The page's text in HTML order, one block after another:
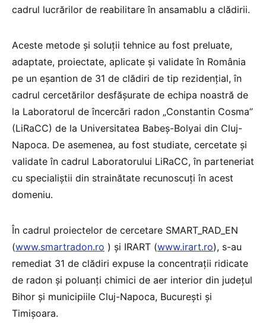
cadrul lucrărilor de reabilitare în ansamablu a clădirii.
Aceste metode şi soluţii tehnice au fost preluate,
adaptate, proiectate, aplicate şi validate în România
pe un eşantion de 31 de clădiri de tip rezidenţial, în
cadrul cercetărilor desfăşurate de echipa noastră de
la Laboratorul de încercări radon „Constantin Cosma”
(LiRaCC) de la Universitatea Babeş-Bolyai din Cluj-
Napoca. De asemenea, au fost studiate, cercetate şi
validate în cadrul Laboratorului LiRaCC, în parteneriat
cu specialiştii din strainătate recunoscuţi în acest
domeniu.
În cadrul proiectelor de cercetare SMART_RAD_EN
(www.smartradon.ro ) şi IRART (www.irart.ro), s-au
remediat 31 de clădiri expuse la concentraţii ridicate
de radon şi poluanţi chimici de aer interior din judeţul
Bihor și municipiile Cluj-Napoca, Bucureşti şi
Timişoara.